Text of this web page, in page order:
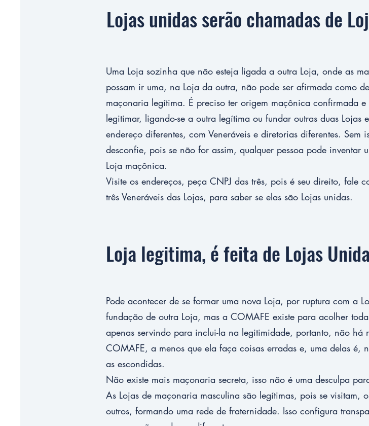
Lojas unidas serão chamadas de
Uma Loja sozinha que não esteja ligada a outra Loja, onde as
possam ir uma, na Loja da outra, não pode ser afirmada como de
maçonaria legítima. É preciso ter origem maçônica confirmada e
legitimar, ligando-se a outra legítima ou fundar outras duas Lojas
endereço diferentes, com Veneráveis e diretorias diferentes. Sem
desconfie, pois se não for assim, qualquer pessoa pode inventar
Loja maçônica.
Visite os endereços, peça CNPJ das três, pois é seu direito, fale
três Veneráveis das Lojas, para saber se elas são Lojas unidas.
Loja legitima, é feita de Lojas
Pode acontecer de se formar uma nova Loja, por ruptura com a
fundação de outra Loja, mas a COMAFE existe para acolher
apenas servindo para inclui-la na legitimidade, portanto, não há
COMAFE, a menos que ela faça coisas erradas e, uma delas é,
as escondidas.
Não existe mais maçonaria secreta, isso não é uma desculpa
As Lojas de maçonaria masculina são legítimas, pois se visitam,
outros, formando uma rede de fraternidade. Isso configura